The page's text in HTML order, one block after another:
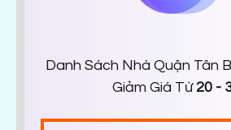
Danh Sách Nhà Quận Tân
Giảm Giá Từ 20 -